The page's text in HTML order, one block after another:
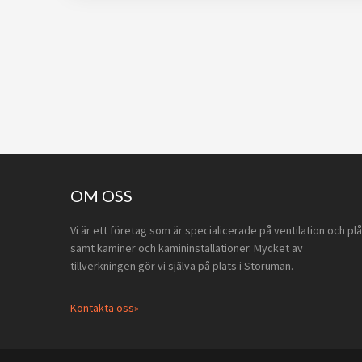
FooterOM OSS
Vi är ett företag som är specialicerade på ventilation och
samt kaminer och kamininstallationer. Mycket av
tillverkningen gör vi själva på plats i Storuman.
Kontakta oss»